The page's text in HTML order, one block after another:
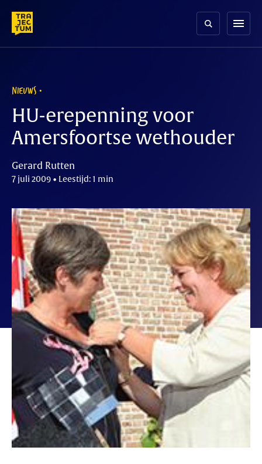
content
menu
NIEUWS
HU-erepenning voor
Amersfoortse wethouder
Gerard Rutten
7 juli 2009 • Leestijd: 1 min